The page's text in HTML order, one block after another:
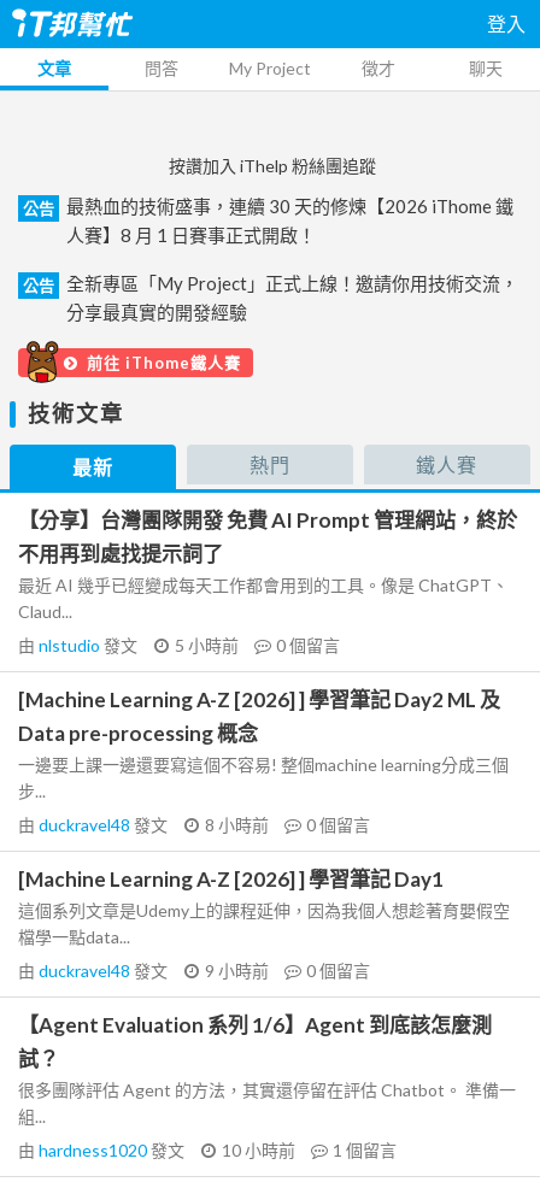
登入
文章 問答 My Project 徵才 聊天
按讚加入 iThelp 粉絲團追蹤
公告
最熱血的技術盛事，連續 30 天的修煉【2026 iThome 鐵
人賽】8 月 1 日賽事正式開啟！
公告
全新專區「My Project」正式上線！邀請你用技術交流，
分享最真實的開發經驗
前往 iThome鐵人賽
技術文章
最新 熱門 鐵人賽
【分享】台灣團隊開發 免費 AI Prompt 管理網站，終於
不用再到處找提示詞了
最近 AI 幾乎已經變成每天工作都會用到的工具。像是 ChatGPT、
Claud...
由 nlstudio 發文 5 小時前 0個留言
[Machine Learning A-Z [2026] ] 學習筆記 Day2 ML 及
Data pre-processing 概念
一邊要上課一邊還要寫這個不容易! 整個machine learning分成三個
步...
由 duckravel48 發文 8 小時前 0個留言
[Machine Learning A-Z [2026] ] 學習筆記 Day1
這個系列文章是Udemy上的課程延伸，因為我個人想趁著育嬰假空
檔學一點data...
由 duckravel48 發文 9 小時前 0個留言
【Agent Evaluation 系列 1/6】Agent 到底該怎麼測
試？
很多團隊評估 Agent 的方法，其實還停留在評估 Chatbot。 準備一
組...
由 hardness1020發文 10 小時前 1 個留言